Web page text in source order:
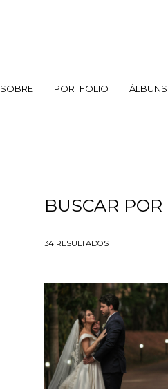
SOBRE PORTFOLIO ÁLBUNS
BUSCAR POR
34 RESULTADOS